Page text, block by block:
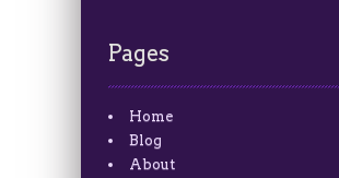
Pages
Home
Blog
About